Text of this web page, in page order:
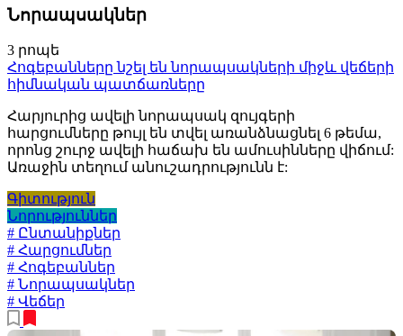
Նորապսակներ
3 րոպե
Հոգեբանները նշել են նորապսակների միջև վեճերի
հիմնական պատճառները
Հարյուրից ավելի նորապսակ զույգերի
հարցումները թույլ են տվել առանձնացնել 6 թեմա,
որոնց շուրջ ավելի հաճախ են ամուսինները վիճում:
Առաջին տեղում անուշադրությունն է:
Գիտություն
Նորություններ
# Ընտանիքներ
# Հարցումներ
# Հոգեբաններ
# Նորապսակներ
# Վեճեր